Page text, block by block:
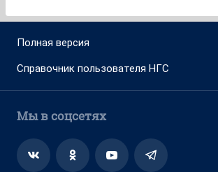
Полная версия
Справочник пользователя НГС
Мы в соцсетях